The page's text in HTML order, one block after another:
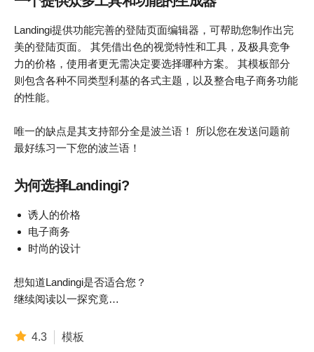
Landingi提供功能完善的登陆页面编辑器，可帮助您制作出完
美的登陆页面。 其凭借出色的视觉特性和工具，及极具竞争
力的价格，使用者更无需决定要选择哪种方案。 其模板部分
则包含各种不同类型利基的各式主题，以及整合电子商务功能
的性能。
唯一的缺点是其支持部分全是波兰语！ 所以您在发送问题前
最好练习一下您的波兰语！
为何选择Landingi?
诱人的价格
电子商务
时尚的设计
想知道Landingi是否适合您？
继续阅读以一探究竟…
4.3 模板